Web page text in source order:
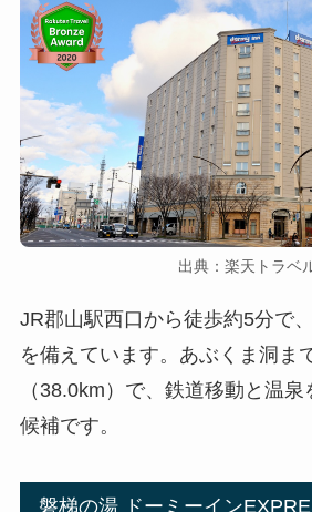
出典：楽天トラベ
JR郡山駅西口から徒歩約5分で
を備えています。あぶくま洞ま
（38.0km）で、鉄道移動と温
候補です。
磐梯の湯 ドーミーイン